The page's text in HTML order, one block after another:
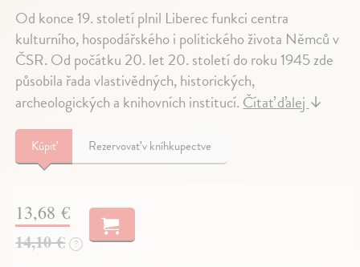
Od konce 19. století plnil Liberec funkci centra
kulturního, hospodářského i politického života Němců v
ČSR. Od počátku 20. let 20. století do roku 1945 zde
působila řada vlastivědných, historických,
archeologických a knihovních institucí.Čítať ďalej↓
Kúpiť Rezervovať v kníhkupectve
13,68 €
14,10 €
?